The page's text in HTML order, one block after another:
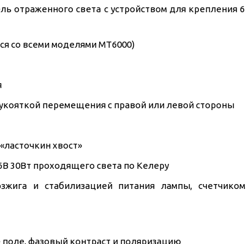
света с устройством для крепления 6
со всеми моделями MT6000)
перемещения с правой или левой стороны
хвост»
30Вт проходящего света по Келеру
и стабилизацией питания лампы, счетчиком
фазовый контраст и поляризацию